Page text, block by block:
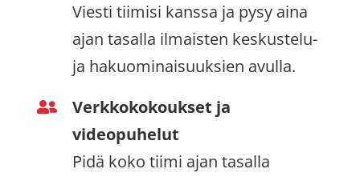
Viesti tiimisi kanssa ja pysy aina
ajan tasalla ilmaisten keskustelu-
ja hakuominaisuuksien avulla.
Verkkokokoukset ja
videopuhelut
Pidä koko tiimi ajan tasalla